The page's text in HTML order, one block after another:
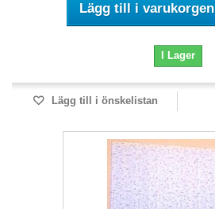
Lägg till i varukorgen
I Lager
Lägg till i önskelistan